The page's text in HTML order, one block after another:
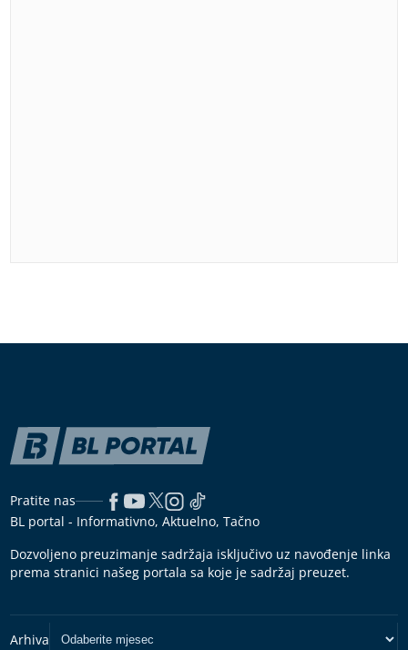
Pratite nas
BL portal - Informativno, Aktuelno, Tačno
Dozvoljeno preuzimanje sadržaja isključivo uz navođenje linka
prema stranici našeg portala sa koje je sadržaj preuzet.